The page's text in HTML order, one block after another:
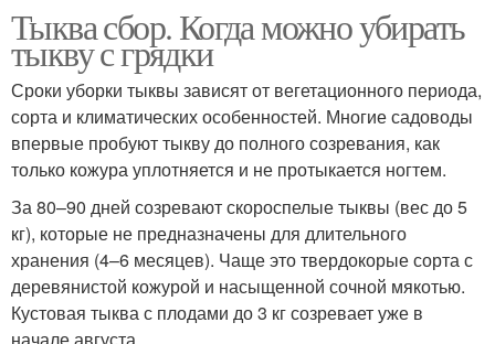
Тыква сбор. Когда можно убирать
тыкву с грядки
Сроки уборки тыквы зависят от вегетационного периода,
сорта и климатических особенностей. Многие садоводы
впервые пробуют тыкву до полного созревания, как
только кожура уплотняется и не протыкается ногтем.
За 80–90 дней созревают скороспелые тыквы (вес до 5
кг), которые не предназначены для длительного
хранения (4–6 месяцев). Чаще это твердокорые сорта с
деревянистой кожурой и насыщенной сочной мякотью.
Кустовая тыква с плодами до 3 кг созревает уже в
начале августа